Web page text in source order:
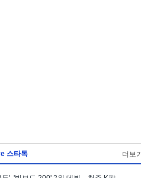
스타톡 더보기